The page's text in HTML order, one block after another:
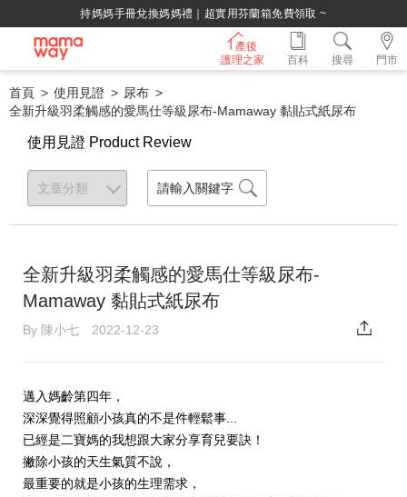
綁定LINE好友，500購物金立即折！
產後
護理之家
門市
百科 搜尋
首頁 使用見證
尿布
全新升級羽柔觸感的愛馬仕等級尿布-Mamaway 黏貼式紙尿布
使用見證 Product Review
全新升級羽柔觸感的愛馬仕等級尿布-
Mamaway 黏貼式紙尿布
By 陳小七 2022-12-23
邁入媽齡第四年，
深深覺得照顧小孩真的不是件輕鬆事...
已經是二寶媽的我想跟大家分享育兒要訣！
撇除小孩的天生氣質不說，
最重要的就是小孩的生理需求，